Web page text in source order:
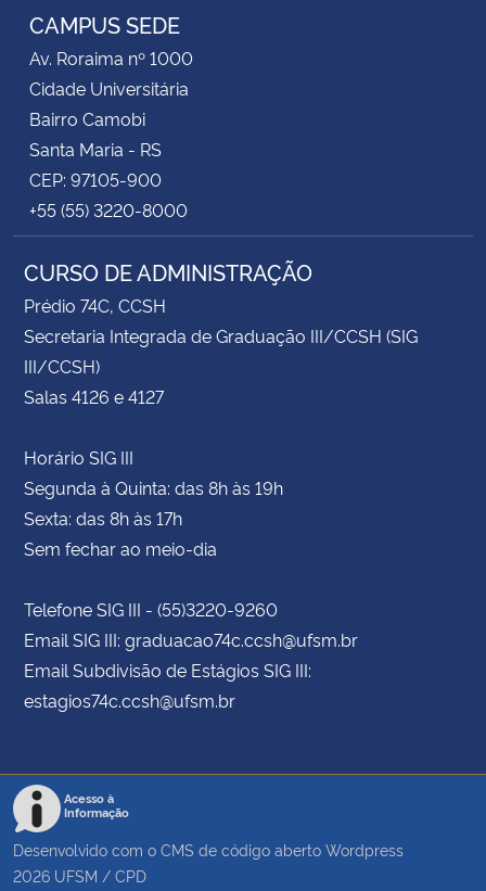
CAMPUS SEDE
Av. Roraima nº 1000
Cidade Universitária
Bairro Camobi
Santa Maria - RS
CEP: 97105-900
+55 (55) 3220-8000
CURSO DE ADMINISTRAÇÃO
Prédio 74C, CCSH
Secretaria Integrada de Graduação III/CCSH (SIG
III/CCSH)
Salas 4126 e 4127
Horário SIG III
Segunda à Quinta: das 8h às 19h
Sexta: das 8h às 17h
Sem fechar ao meio-dia
Telefone SIG III - (55)3220-9260
Email SIG III: graduacao74c.ccsh@ufsm.br
Email Subdivisão de Estágios SIG III:
estagios74c.ccsh@ufsm.br
Acesso à
Informação
Desenvolvido com o CMS de código aberto Wordpress
2026 UFSM / CPD